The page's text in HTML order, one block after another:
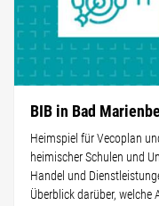
BIB in Bad
Heimspiel für Vecoplan
heimischer Schulen und
Handel und
Überblick darüber,